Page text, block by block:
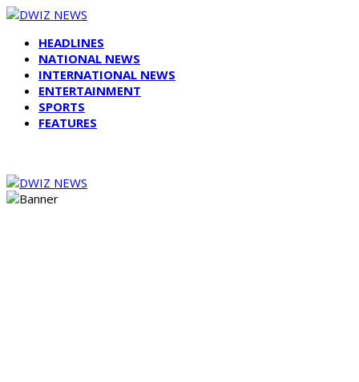
HEADLINES
NATIONAL NEWS
INTERNATIONAL NEWS
ENTERTAINMENT
SPORTS
FEATURES